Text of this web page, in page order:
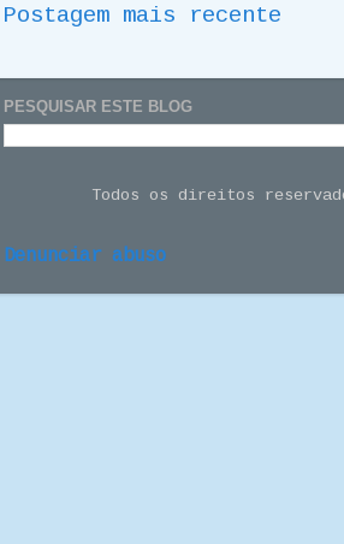
Postagem mais recente
PESQUISAR ESTE BLOG
Todos os direitos
Denunciar abuso